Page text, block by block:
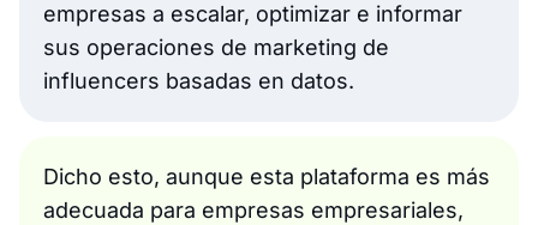
empresas a escalar, optimizar e informar
sus operaciones de marketing de
influencers basadas en datos.
Dicho esto, aunque esta plataforma es más
adecuada para empresas empresariales,